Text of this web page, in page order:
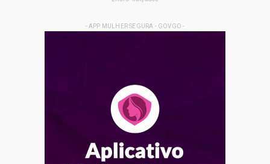
- APP MULHER SEGURA - GOVGO -